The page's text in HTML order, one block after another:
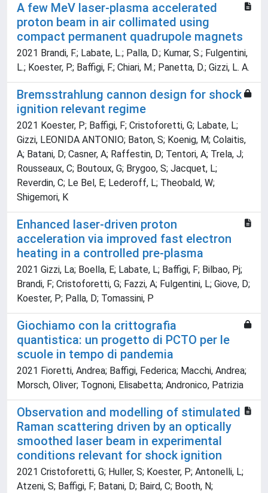
A few MeV laser-plasma accelerated
proton beam in air collimated using
compact permanent quadrupole magnets
2021 Brandi, F.; Labate, L.; Palla, D.; Kumar, S.; Fulgentini,
L.; Koester, P.; Baffigi, F.; Chiari, M.; Panetta, D.; Gizzi, L. A.
Bremsstrahlung cannon design for shock
ignition relevant regime
2021 Koester, P; Baffigi, F; Cristoforetti, G; Labate, L;
Gizzi, LEONIDA ANTONIO; Baton, S; Koenig, M; Colaitis,
A; Batani, D; Casner, A; Raffestin, D; Tentori, A; Trela, J;
Rousseaux, C; Boutoux, G; Brygoo, S; Jacquet, L;
Reverdin, C; Le Bel, E; Lederoff, L; Theobald, W;
Shigemori, K
Enhanced laser-driven proton
acceleration via improved fast electron
heating in a controlled pre-plasma
2021 Gizzi, La; Boella, E; Labate, L; Baffigi, F; Bilbao, Pj;
Brandi, F; Cristoforetti, G; Fazzi, A; Fulgentini, L; Giove, D;
Koester, P; Palla, D; Tomassini, P
Giochiamo con la crittografia
quantistica: un progetto di PCTO per le
scuole in tempo di pandemia
2021 Fioretti, Andrea; Baffigi, Federica; Macchi, Andrea;
Morsch, Oliver; Tognoni, Elisabetta; Andronico, Patrizia
Observation and modelling of stimulated
Raman scattering driven by an optically
smoothed laser beam in experimental
conditions relevant for shock ignition
2021 Cristoforetti, G; Huller, S; Koester, P; Antonelli, L;
Atzeni, S; Baffigi, F; Batani, D; Baird, C; Booth, N;